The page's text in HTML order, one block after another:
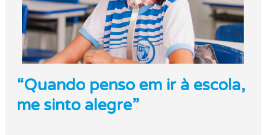
“Quando penso em ir à escola,
me sinto alegre”